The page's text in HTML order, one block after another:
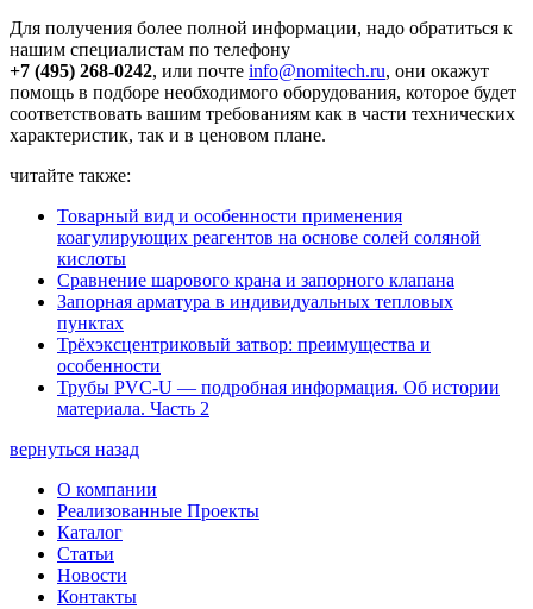
Для получения более полной информации, надо обратиться к
нашим специалистам по телефону
+7 (495) 268-0242, или почте info@nomitech.ru, они окажут
помощь в подборе необходимого оборудования, которое будет
соответствовать вашим требованиям как в части технических
характеристик, так и в ценовом плане.
читайте также:
Товарный вид и особенности применения
коагулирующих реагентов на основе солей соляной
кислоты
Сравнение шарового крана и запорного клапана
Запорная арматура в индивидуальных тепловых
пунктах
Трёхэксцентриковый затвор: преимущества и
особенности
Трубы PVC-U — подробная информация. Об истории
материала. Часть 2
вернуться назад
О компании
Реализованные Проекты
Каталог
Статьи
Новости
Контакты